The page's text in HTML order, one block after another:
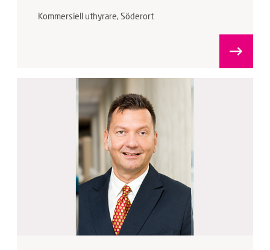
Kommersiell uthyrare, Söderort